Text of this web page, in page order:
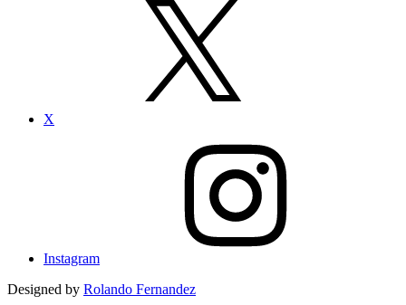
X
Instagram
Designed by Rolando Fernandez